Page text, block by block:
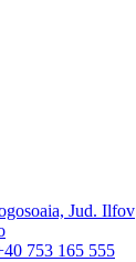
Jud. Ilfov
753 165 555